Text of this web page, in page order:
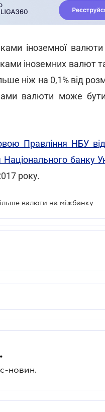
іноземної
іноземних валют
ніж на 0,1% від
валюти може
Правління НБУ
банку
року.
валюти на міжбанку
новин.